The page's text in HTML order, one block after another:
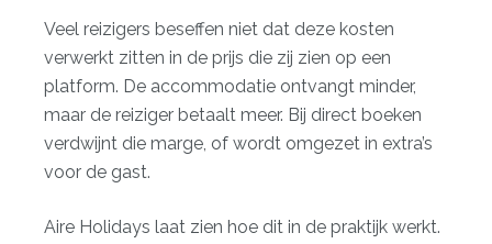
Veel reizigers beseffen niet dat deze kosten
verwerkt zitten in de prijs die zij zien op een
platform. De accommodatie ontvangt minder,
maar de reiziger betaalt meer. Bij direct boeken
verdwijnt die marge, of wordt omgezet in extra’s
voor de gast.
Aire Holidays laat zien hoe dit in de praktijk werkt.